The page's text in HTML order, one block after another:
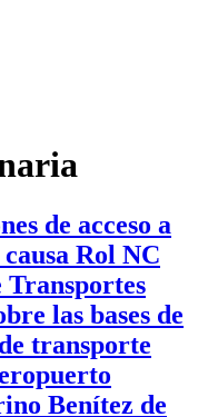
de acceso a
Rol NC
Transportes
las bases de
transporte
Benítez de